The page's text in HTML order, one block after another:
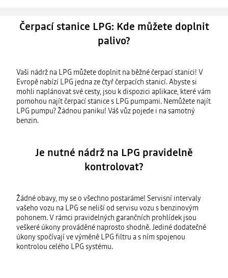
Čerpací stanice LPG: Kde můžete doplnit
palivo?
Vaši nádrž na LPG můžete doplnit na běžné čerpací stanici! V
Evropě nabízí LPG jedna ze čtyř čerpacích stanicí. Abyste si
mohli naplánovat své cesty, jsou k dispozici aplikace, které vám
pomohou najít čerpací stanice s LPG pumpami. Nemůžete najít
LPG pumpu? Žádnou paniku! Váš vůz pojede i na samotný
benzin.
Je nutné nádrž na LPG pravidelně
kontrolovat?
Žádné obavy, my se o všechno postaráme! Servisní intervaly
vašeho vozu na LPG se neliší od servisu vozu s benzinovým
pohonem. V rámci pravidelných garančních prohlídek jsou
veškeré úkony prováděné naprosto shodně. Jediné dodatečné
úkony spočívají ve výměně LPG filtru a s ním spojenou
kontrolou celého LPG systému.